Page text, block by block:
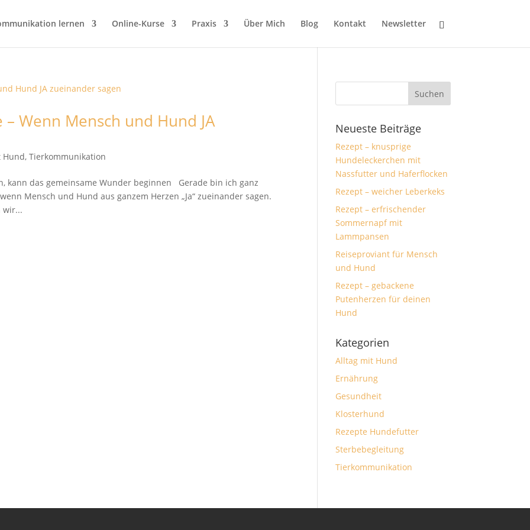
lernen Online-Kurse Praxis Über Mich Blog Kontakt Newsletter
Wenn Mensch und Hund JA
Hund,Tierkommunikation
kann das gemeinsame Wunder beginnen Gerade bin ich ganz
Mensch und Hund aus ganzem Herzen „Ja“ zueinander sagen.
wir...
Neueste Beiträge
Rezept – knusprige
Hundeleckerchen mit
Nassfutter und Haferflocken
Rezept – weicher Leberkeks
Rezept – erfrischender
Sommernapf mit
Lammpansen
Reiseproviant für Mensch
und Hund
Rezept – gebackene
Putenherzen für deinen
Hund
Kategorien
Alltag mit Hund
Ernährung
Gesundheit
Klosterhund
Rezepte Hundefutter
Sterbebegleitung
Tierkommunikation